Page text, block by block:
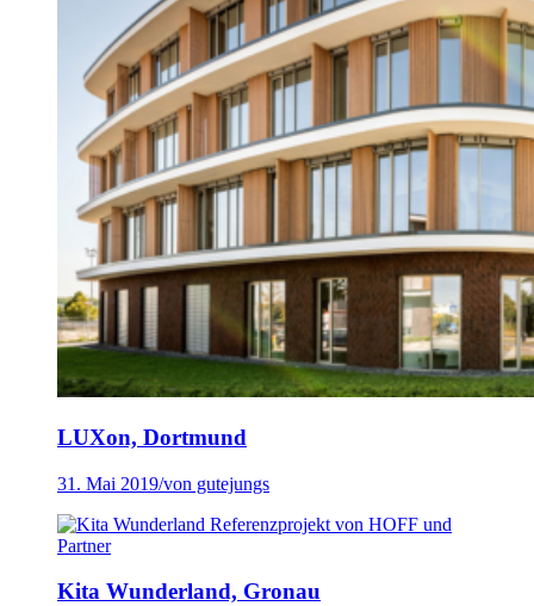
LUXon, Dortmund
31. Mai 2019/von gutejungs
Kita Wunderland, Gronau